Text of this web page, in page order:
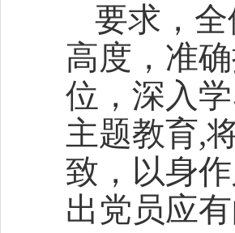
要求，
高度，准
位，深入
主题教育,
致，以身
出党员应